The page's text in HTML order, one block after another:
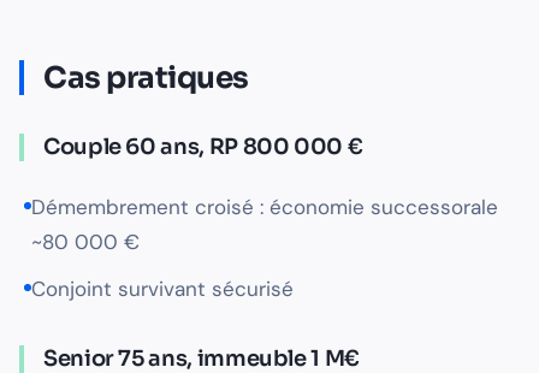
Cas pratiques
Couple 60 ans, RP 800 000 €
Démembrement croisé : économie successorale
~80 000 €
Conjoint survivant sécurisé
Senior 75 ans, immeuble 1 M€